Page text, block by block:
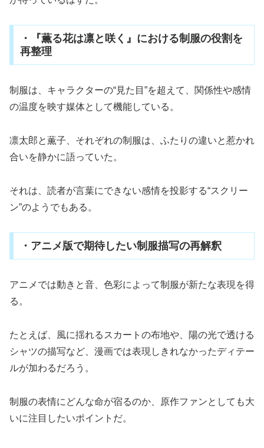
・『薫る花は凛と咲く』における制服の役割を
再整理
制服は、キャラクターの“見た目”を超えて、関係性や感情
の温度を映す媒体として機能している。
凛太郎と薫子、それぞれの制服は、ふたりの違いと惹かれ
合いを静かに語っていた。
それは、読者が言葉にできない感情を投影する“スクリー
ン”のようでもある。
・アニメ版で期待したい制服描写の再解釈
アニメでは動きと音、色彩によって制服が新たな表現を得
る。
たとえば、風に揺れるスカートの布地や、陽の光で透ける
シャツの描写など、漫画では表現しきれなかったディテー
ルが加わるだろう。
制服の表情にどんな命が宿るのか、原作ファンとしても大
いに注目したいポイントだ。